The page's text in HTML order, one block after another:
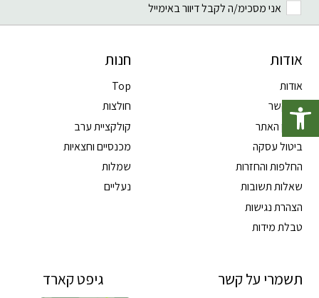
פתח סרגל נגישות
אני מסכימ/ה לקבל דיוור באימייל
אודות
אודות
צרו קשר
תקנון האתר
ביטול עסקה
החלפות והחזרות
שאלות תשובות
הצהרת נגישות
טבלת מידות
חנות
Top
חולצות
קולקציית ערב
מכנסיים וחצאיות
שמלות
נעליים
תשמרי על קשר גיפט קארד